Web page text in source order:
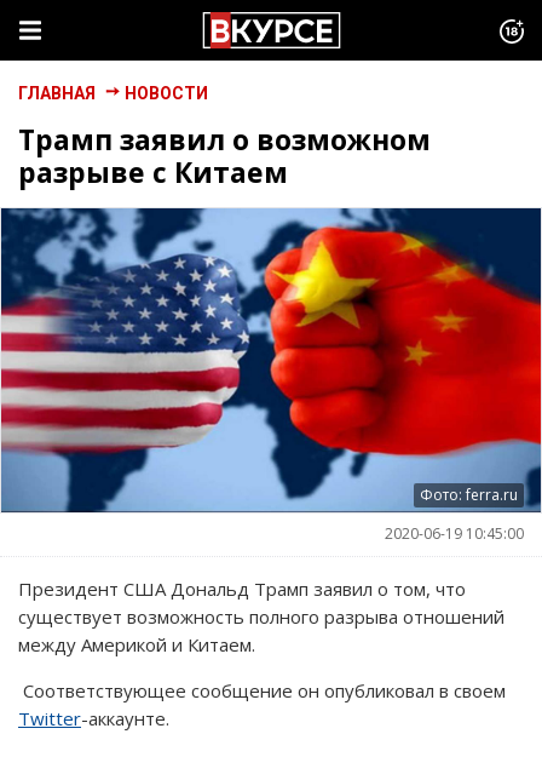
ГЛАВНАЯ НОВОСТИ
Трамп заявил о возможном
разрыве с Китаем
Фото: ferra.ru
2020-06-19 10:45:00
Президент США Дональд Трамп заявил о том, что
существует возможность полного разрыва отношений
между Америкой и Китаем.
Соответствующее сообщение он опубликовал в своем
Twitter-аккаунте.